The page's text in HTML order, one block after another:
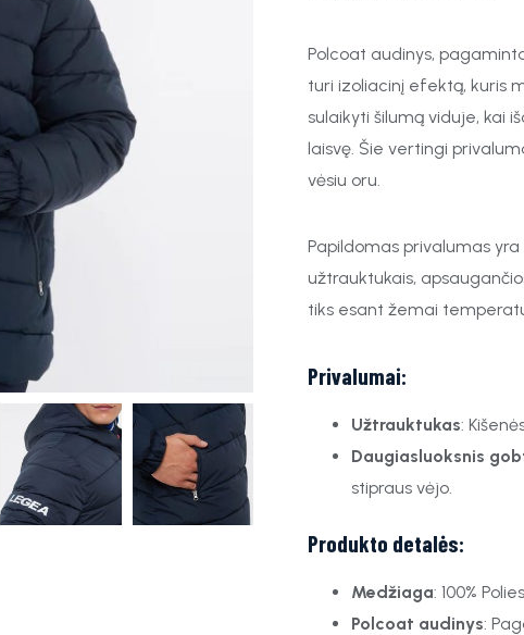
Polcoat audinys,
turi izoliacinį efektą, kuris
sulaikyti šilumą viduje, kai
laisvę. Šie vertingi
vėsiu oru.
Papildomas privalumas yra
užtrauktukais,
tiks esant žemai
Privalumai:
Užtrauktukas:
Daugiasluoksnis
stipraus vėjo.
Produkto detalės:
Medžiaga: 100%
Polcoat audinys: